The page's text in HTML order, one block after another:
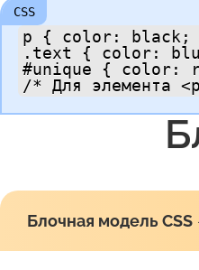
p { color: black;
.text { color:
#unique { color:
/* Для элемента
Блочная модель CSS